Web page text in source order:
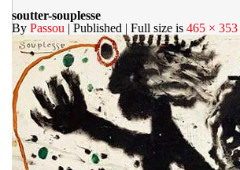
soutter-souplesse
By Passou | Published | Full size is 465 × 353